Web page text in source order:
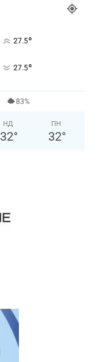
27.5°
27.5°
83%
НД
32°
ПН
32°